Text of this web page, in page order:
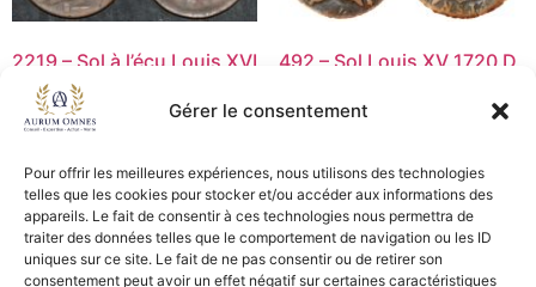
Gérer le consentement
Pour offrir les meilleures expériences, nous utilisons des technologies
telles que les cookies pour stocker et/ou accéder aux informations des
appareils. Le fait de consentir à ces technologies nous permettra de
traiter des données telles que le comportement de navigation ou les ID
uniques sur ce site. Le fait de ne pas consentir ou de retirer son
consentement peut avoir un effet négatif sur certaines caractéristiques
2219 – Sol à l’écu Louis XVI
– 1787K – B+
7,50€
Ajouter au panier
492 – Sol Louis XV 1720 D
25,00€
Lire la suite
CGV - CGL